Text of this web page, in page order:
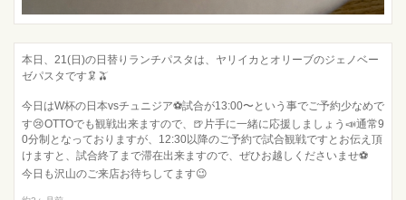
本日、21(日)の日替りランチパスタは、ヤリイカとオリーブのジェノベー
ゼパスタです🦑🫒
今日はW杯の日本vsチュニジア⚽️試合が13:00〜という事でご予約少なめで
す😢OTTOでも観戦出来ますので、🍺片手に一緒に応援しましょう📣通常9
0分制となっておりますが、12:30以降のご予約で試合観戦ですとお伝え頂
けますと、試合終了まで滞在出来ますので、ぜひお越しくださいませ⚽️
今日も沢山のご来店お待ちしてます😉